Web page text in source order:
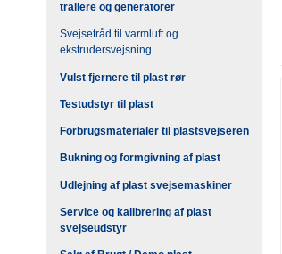
trailere og generatorer
Svejsetråd til varmluft og
ekstrudersvejsning
Vulst fjernere til plast rør
Testudstyr til plast
Forbrugsmaterialer til plastsvejseren
Bukning og formgivning af plast
Udlejning af plast svejsemaskiner
Service og kalibrering af plast
svejseudstyr